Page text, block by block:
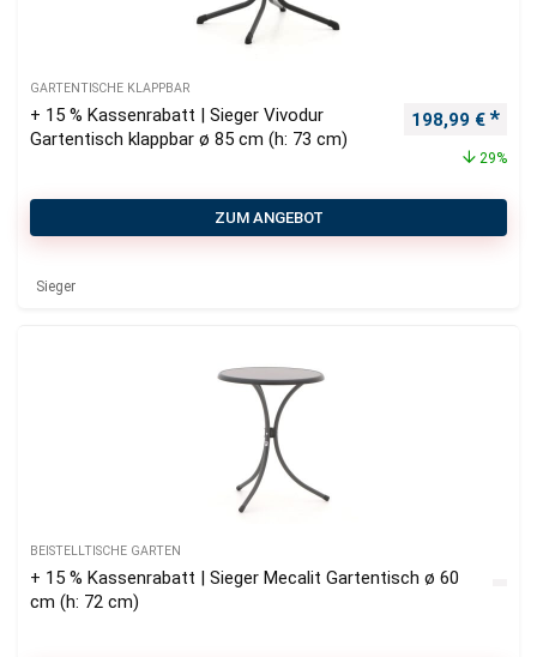
GARTENTISCHE KLAPPBAR
+ 15 % Kassenrabatt | Sieger Vivodur
Gartentisch klappbar ø 85 cm (h: 73 cm)
198,99 €
29%
ZUM ANGEBOT
Sieger
BEISTELLTISCHE GARTEN
+ 15 % Kassenrabatt | Sieger Mecalit Gartentisch ø 60
cm (h: 72 cm)